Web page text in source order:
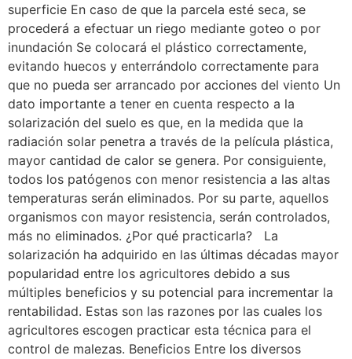
superficie En caso de que la parcela esté seca, se
procederá a efectuar un riego mediante goteo o por
inundación Se colocará el plástico correctamente,
evitando huecos y enterrándolo correctamente para
que no pueda ser arrancado por acciones del viento Un
dato importante a tener en cuenta respecto a la
solarización del suelo es que, en la medida que la
radiación solar penetra a través de la película plástica,
mayor cantidad de calor se genera. Por consiguiente,
todos los patógenos con menor resistencia a las altas
temperaturas serán eliminados. Por su parte, aquellos
organismos con mayor resistencia, serán controlados,
más no eliminados. ¿Por qué practicarla? La
solarización ha adquirido en las últimas décadas mayor
popularidad entre los agricultores debido a sus
múltiples beneficios y su potencial para incrementar la
rentabilidad. Estas son las razones por las cuales los
agricultores escogen practicar esta técnica para el
control de malezas. Beneficios Entre los diversos